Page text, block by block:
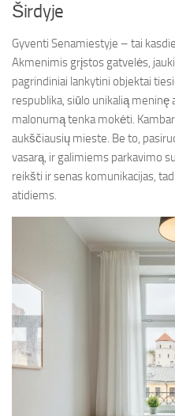
Širdyje
Gyventi Senamiestyje – tai
Akmenimis grįstos gatvelės,
pagrindiniai lankytini objektai
respublika, siūlo unikalią
malonumą tenka mokėti.
aukščiausių mieste. Be to,
vasarą, ir galimiems parkavimo
reikšti ir senas komunikacijas,
atidiems.